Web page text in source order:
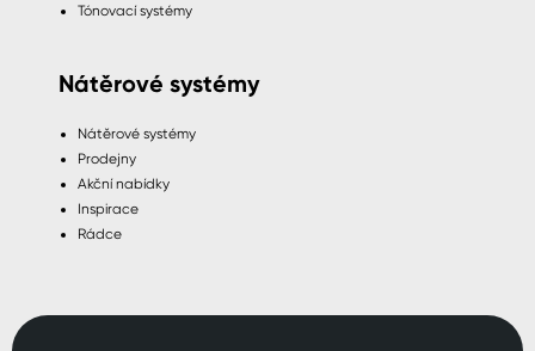
Tónovací systémy
Nátěrové systémy
Nátěrové systémy
Prodejny
Akční nabídky
Inspirace
Rádce